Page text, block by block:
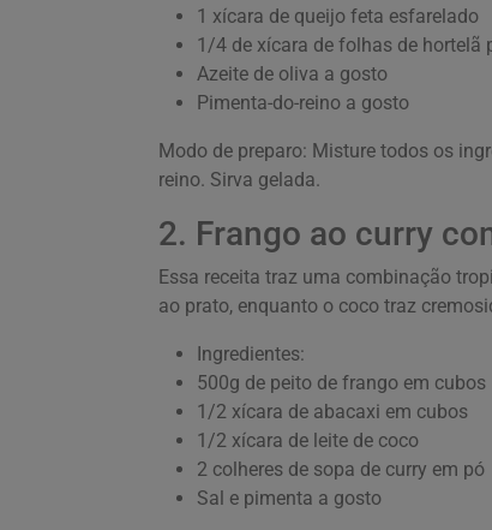
1 xícara de queijo feta esfarelado
1/4 de xícara de folhas de hortelã
Azeite de oliva a gosto
Pimenta-do-reino a gosto
Modo de preparo: Misture todos os
reino. Sirva gelada.
2. Frango ao curry
Essa receita traz uma combinação
ao prato, enquanto o coco traz
Ingredientes:
500g de peito de frango em cubos
1/2 xícara de abacaxi em cubos
1/2 xícara de leite de coco
2 colheres de sopa de curry em pó
Sal e pimenta a gosto